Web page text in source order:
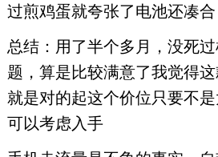
过煎鸡蛋就夸张了电池还凑合
总结：用了半个多月，没死
题，算是比较满意了我觉得
就是对的起这个价位只要不
可以考虑入手